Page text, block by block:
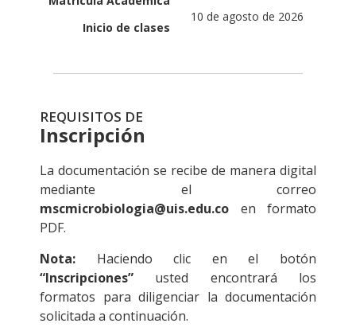
Inicio de clases
10 de agosto de 2026
REQUISITOS DE
Inscripción
La documentación se recibe de manera digital
mediante el correo
mscmicrobiologia@uis.edu.co en formato
PDF.
Nota: Haciendo clic en el botón
“Inscripciones” usted encontrará los
formatos para diligenciar la documentación
solicitada a continuación.